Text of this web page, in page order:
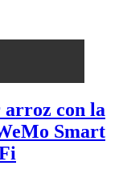
arroz con la
Smart